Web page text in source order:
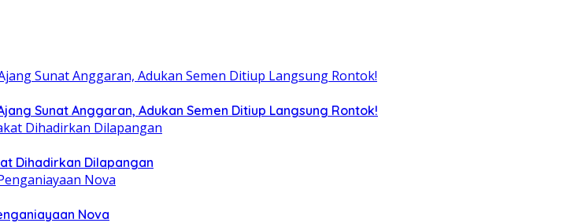
Sunat Anggaran, Adukan Semen Ditiup Langsung Rontok!
Dihadirkan Dilapangan
Nova